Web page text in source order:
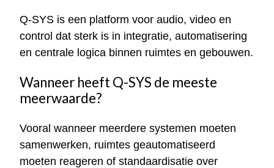
Q-SYS is een platform voor audio, video en
control dat sterk is in integratie, automatisering
en centrale logica binnen ruimtes en gebouwen.
Wanneer heeft Q-SYS de meeste
meerwaarde?
Vooral wanneer meerdere systemen moeten
samenwerken, ruimtes geautomatiseerd
moeten reageren of standaardisatie over